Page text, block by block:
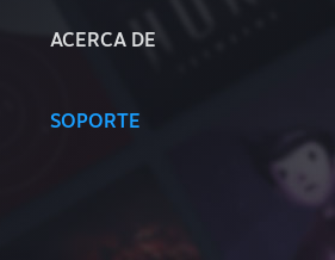
ACERCA DE
SOPORTE